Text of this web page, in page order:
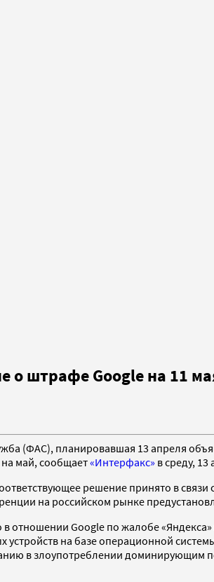
о штрафе Google на 11
(ФАС), планировавшая 13 апреля
май, сообщает«Интерфакс» в среду,
решение принято в
на российском рынке
отношении Google по жалобе
на базе операционной
в злоупотреблении доминирующим